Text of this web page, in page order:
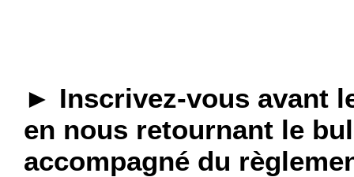
► Inscrivez-vous avant
en nous retournant le
accompagné du